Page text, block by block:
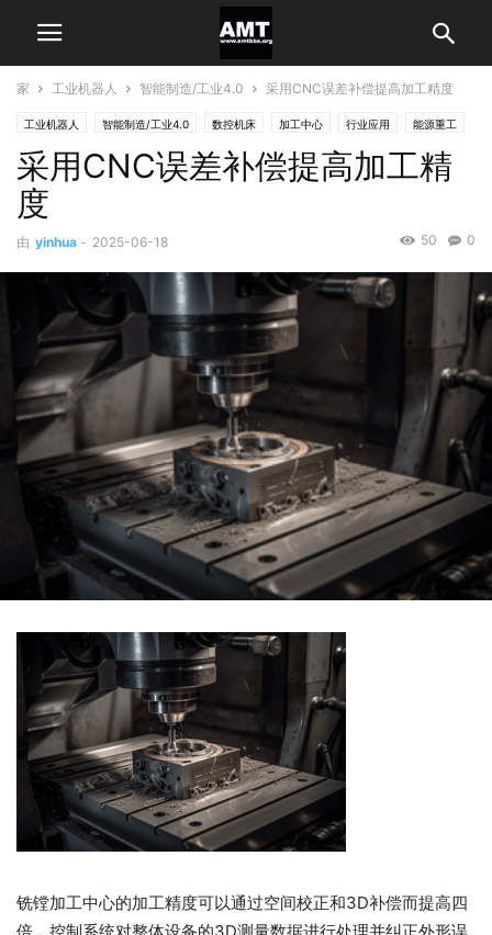
家 工业机器人 智能制造/工业4.0 采用CNC误差补偿提高加工精度
工业机器人 智能制造/工业4.0 数控机床 加工中心 行业应用 能源重工
通用机械制造
采用CNC误差补偿提高加工精
度
由 yinhua - 2025-06-18 0
50
铣镗加工中心的加工精度可以通过空间校正和3D补偿而提高四